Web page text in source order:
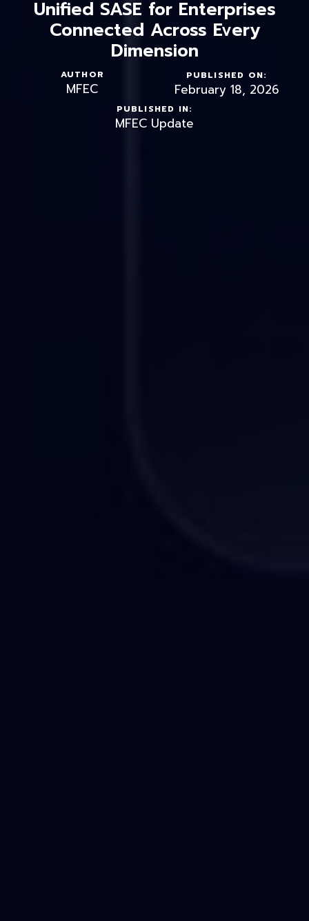
Unified SASE for Enterprises
Connected Across Every
Dimension
AUTHOR
MFEC
PUBLISHED ON:
February 18, 2026
PUBLISHED IN:
MFEC Update